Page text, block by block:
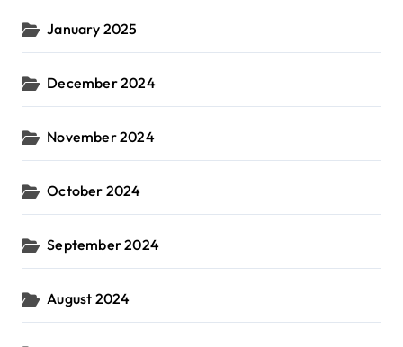
January 2025
December 2024
November 2024
October 2024
September 2024
August 2024